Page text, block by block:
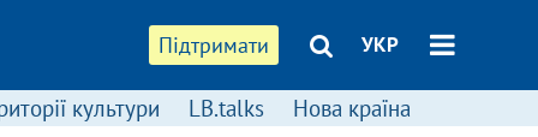
Підтримати УКР
культури LB.talks Нова країна